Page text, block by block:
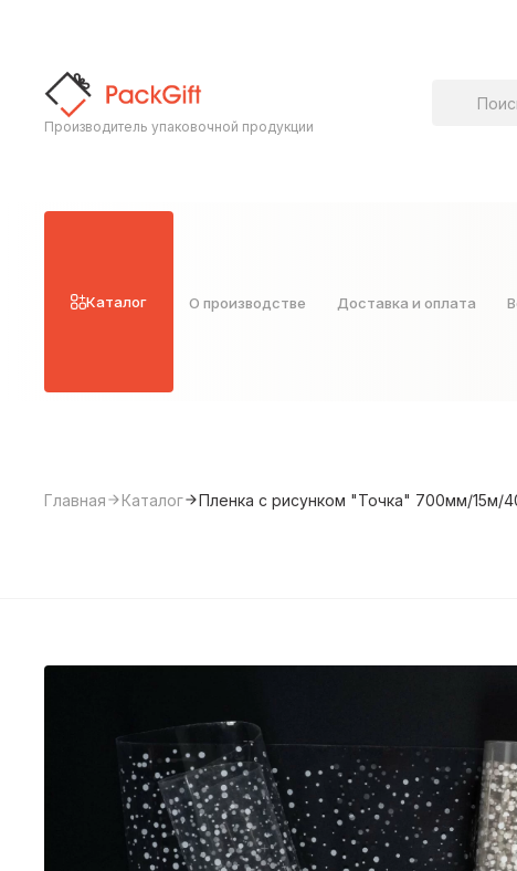
Производитель упаковочной продукции
Каталог О производстве Доставка и оплата
Главная Каталог Пленка с рисунком "Точка" 700мм/15м/